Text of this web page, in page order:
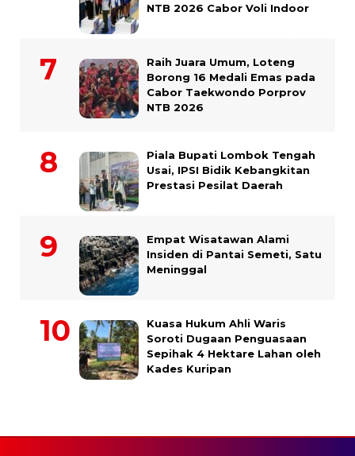
NTB 2026 Cabor Voli Indoor
Raih Juara Umum, Loteng
Borong 16 Medali Emas pada
Cabor Taekwondo Porprov
NTB 2026
Piala Bupati Lombok Tengah
Usai, IPSI Bidik Kebangkitan
Prestasi Pesilat Daerah
Empat Wisatawan Alami
Insiden di Pantai Semeti, Satu
Meninggal
Kuasa Hukum Ahli Waris
Soroti Dugaan Penguasaan
Sepihak 4 Hektare Lahan oleh
Kades Kuripan